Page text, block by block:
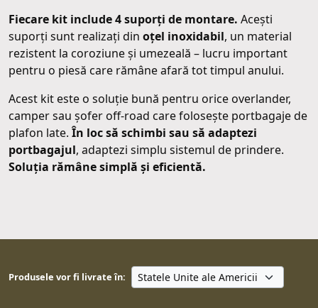
Fiecare kit include 4 suporți de montare. Acești
suporți sunt realizați din oțel inoxidabil, un material
rezistent la coroziune și umezeală – lucru important
pentru o piesă care rămâne afară tot timpul anului.
Acest kit este o soluție bună pentru orice overlander,
camper sau șofer off-road care folosește portbagaje de
plafon late. În loc să schimbi sau să adaptezi
portbagajul, adaptezi simplu sistemul de prindere.
Soluția rămâne simplă și eficientă.
Produsele vor fi livrate în: